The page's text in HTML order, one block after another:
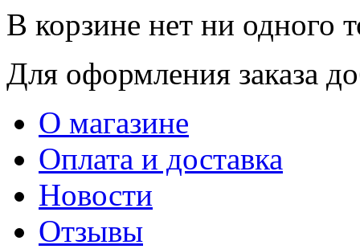
В корзине нет ни одного
Для оформления заказа
О магазине
Оплата и доставка
Новости
Отзывы